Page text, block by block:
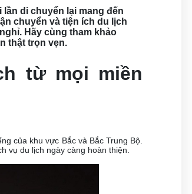
di chuyển lại mang đến
chuyển và tiện ích du lịch
Hãy cùng tham khảo
thật trọn vẹn.
từ mọi miền
của khu vực Bắc và Bắc Trung Bộ.
vụ du lịch ngày càng hoàn thiện.